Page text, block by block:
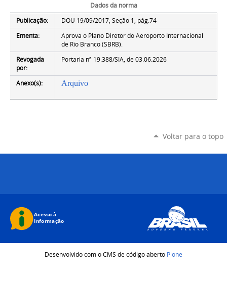
Dados da norma
Publicação:
DOU 19/09/2017, Seção 1, pág.74
Ementa:
Aprova o Plano Diretor do Aeroporto Internacional
de Rio Branco (SBRB).
Revogada
por:
Portaria nº 19.388/SIA, de 03.06.2026
Anexo(s): Arquivo
Voltar para o topo
Desenvolvido com o CMS de código aberto Plone